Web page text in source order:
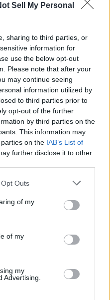
Sell My Personal
sharing to third parties, or
information for
use the below opt-out
Please note that after your
may continue seeing
information utilized by
to third parties prior to
opt-out of the further
by third parties on the
This information may
on the IAB’s List of
further disclose it to other
Outs
of my
of my
my
Advertising.
esta web recoge los datos
los partidos de Fútboldel
que fue el17/03/2026, podemos dar
Deccan FC
completo